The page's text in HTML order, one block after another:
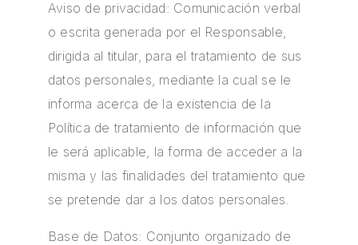
Aviso de privacidad: Comunicación verbal
o escrita generada por el Responsable,
dirigida al titular, para el tratamiento de sus
datos personales, mediante la cual se le
informa acerca de la existencia de la
Política de tratamiento de información que
le será aplicable, la forma de acceder a la
misma y las finalidades del tratamiento que
se pretende dar a los datos personales.
Base de Datos: Conjunto organizado de